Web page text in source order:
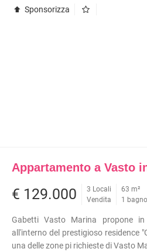
Sponsorizza
Appartamento a Vasto
€ 129.000
3 Locali
Vendita
63 m²
1 bagno
Gabetti Vasto Marina propone
all'interno del prestigioso residence
una delle zone pi richieste di Vasto